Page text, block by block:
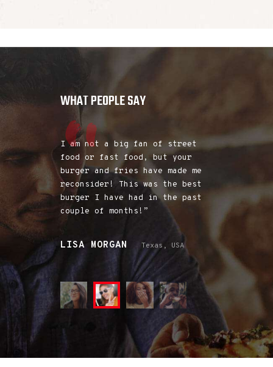
WHAT PEOPLE SAY
joints
I am not a big fan of street
food or fast food, but your
burger and fries have made me
reconsider! This was the best
burger I have had in the past
couple of months!”
LISA MORGAN Texas, USA
Oh wow! I
awesome,
party very
regular
JESSICA
Virginia, USA